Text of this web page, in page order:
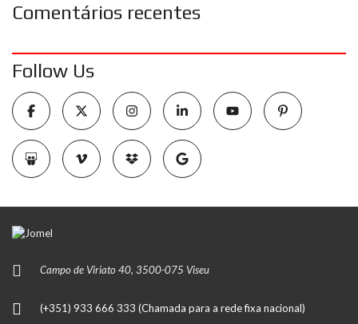
Comentários recentes
Follow Us
Campo de Viriato 40, 3500-075 Viseu
(+351) 933 666 333 (Chamada para a rede fixa nacional)